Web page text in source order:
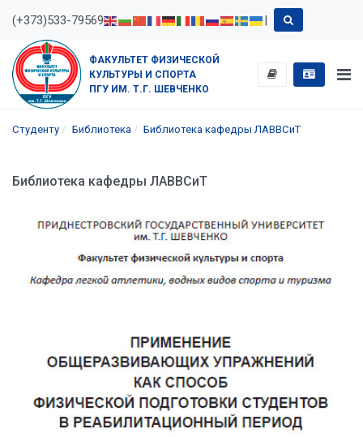
(+373)533-79569 |
ФАКУЛЬТЕТ ФИЗИЧЕСКОЙ
КУЛЬТУРЫ И СПОРТА
ПГУ ИМ. Т.Г. ШЕВЧЕНКО
Студенту Библиотека Библиотека кафедры ЛАВВСиТ
Библиотека кафедры ЛАВВСиТ